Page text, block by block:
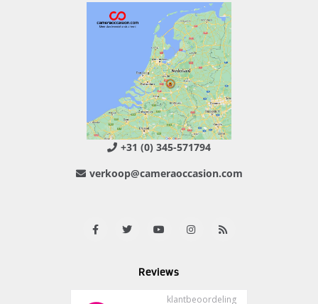
+31 (0) 345-571794
verkoop@cameraoccasion.com
Reviews